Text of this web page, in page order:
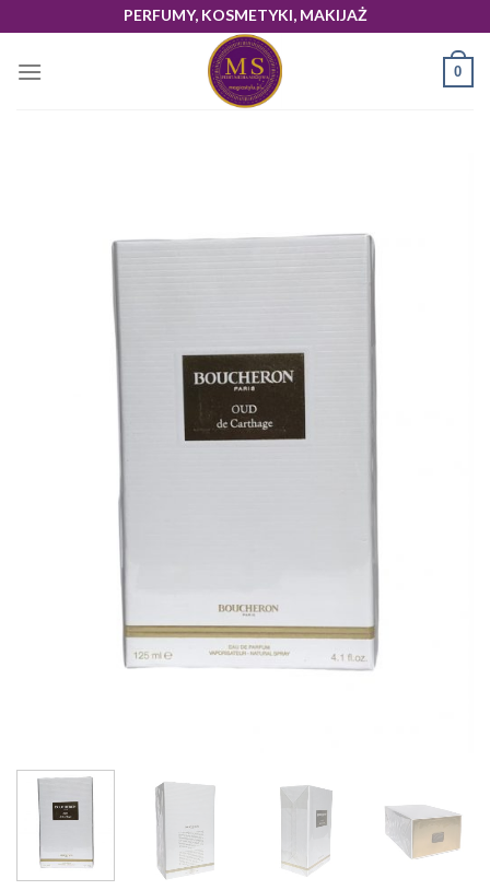
to
content
PERFUMY, KOSMETYKI, MAKIJAŻ
0